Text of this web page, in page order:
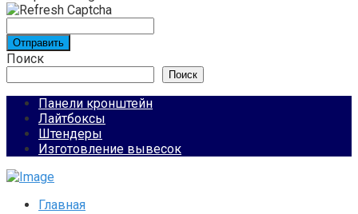
Отправить
Поиск
Поиск
Панели кронштейн
Лайтбоксы
Штендеры
Изготовление вывесок
Главная